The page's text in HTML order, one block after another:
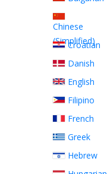
Chinese
(Simplified)
Croatian
Danish
English
Filipino
French
Greek
Hebrew